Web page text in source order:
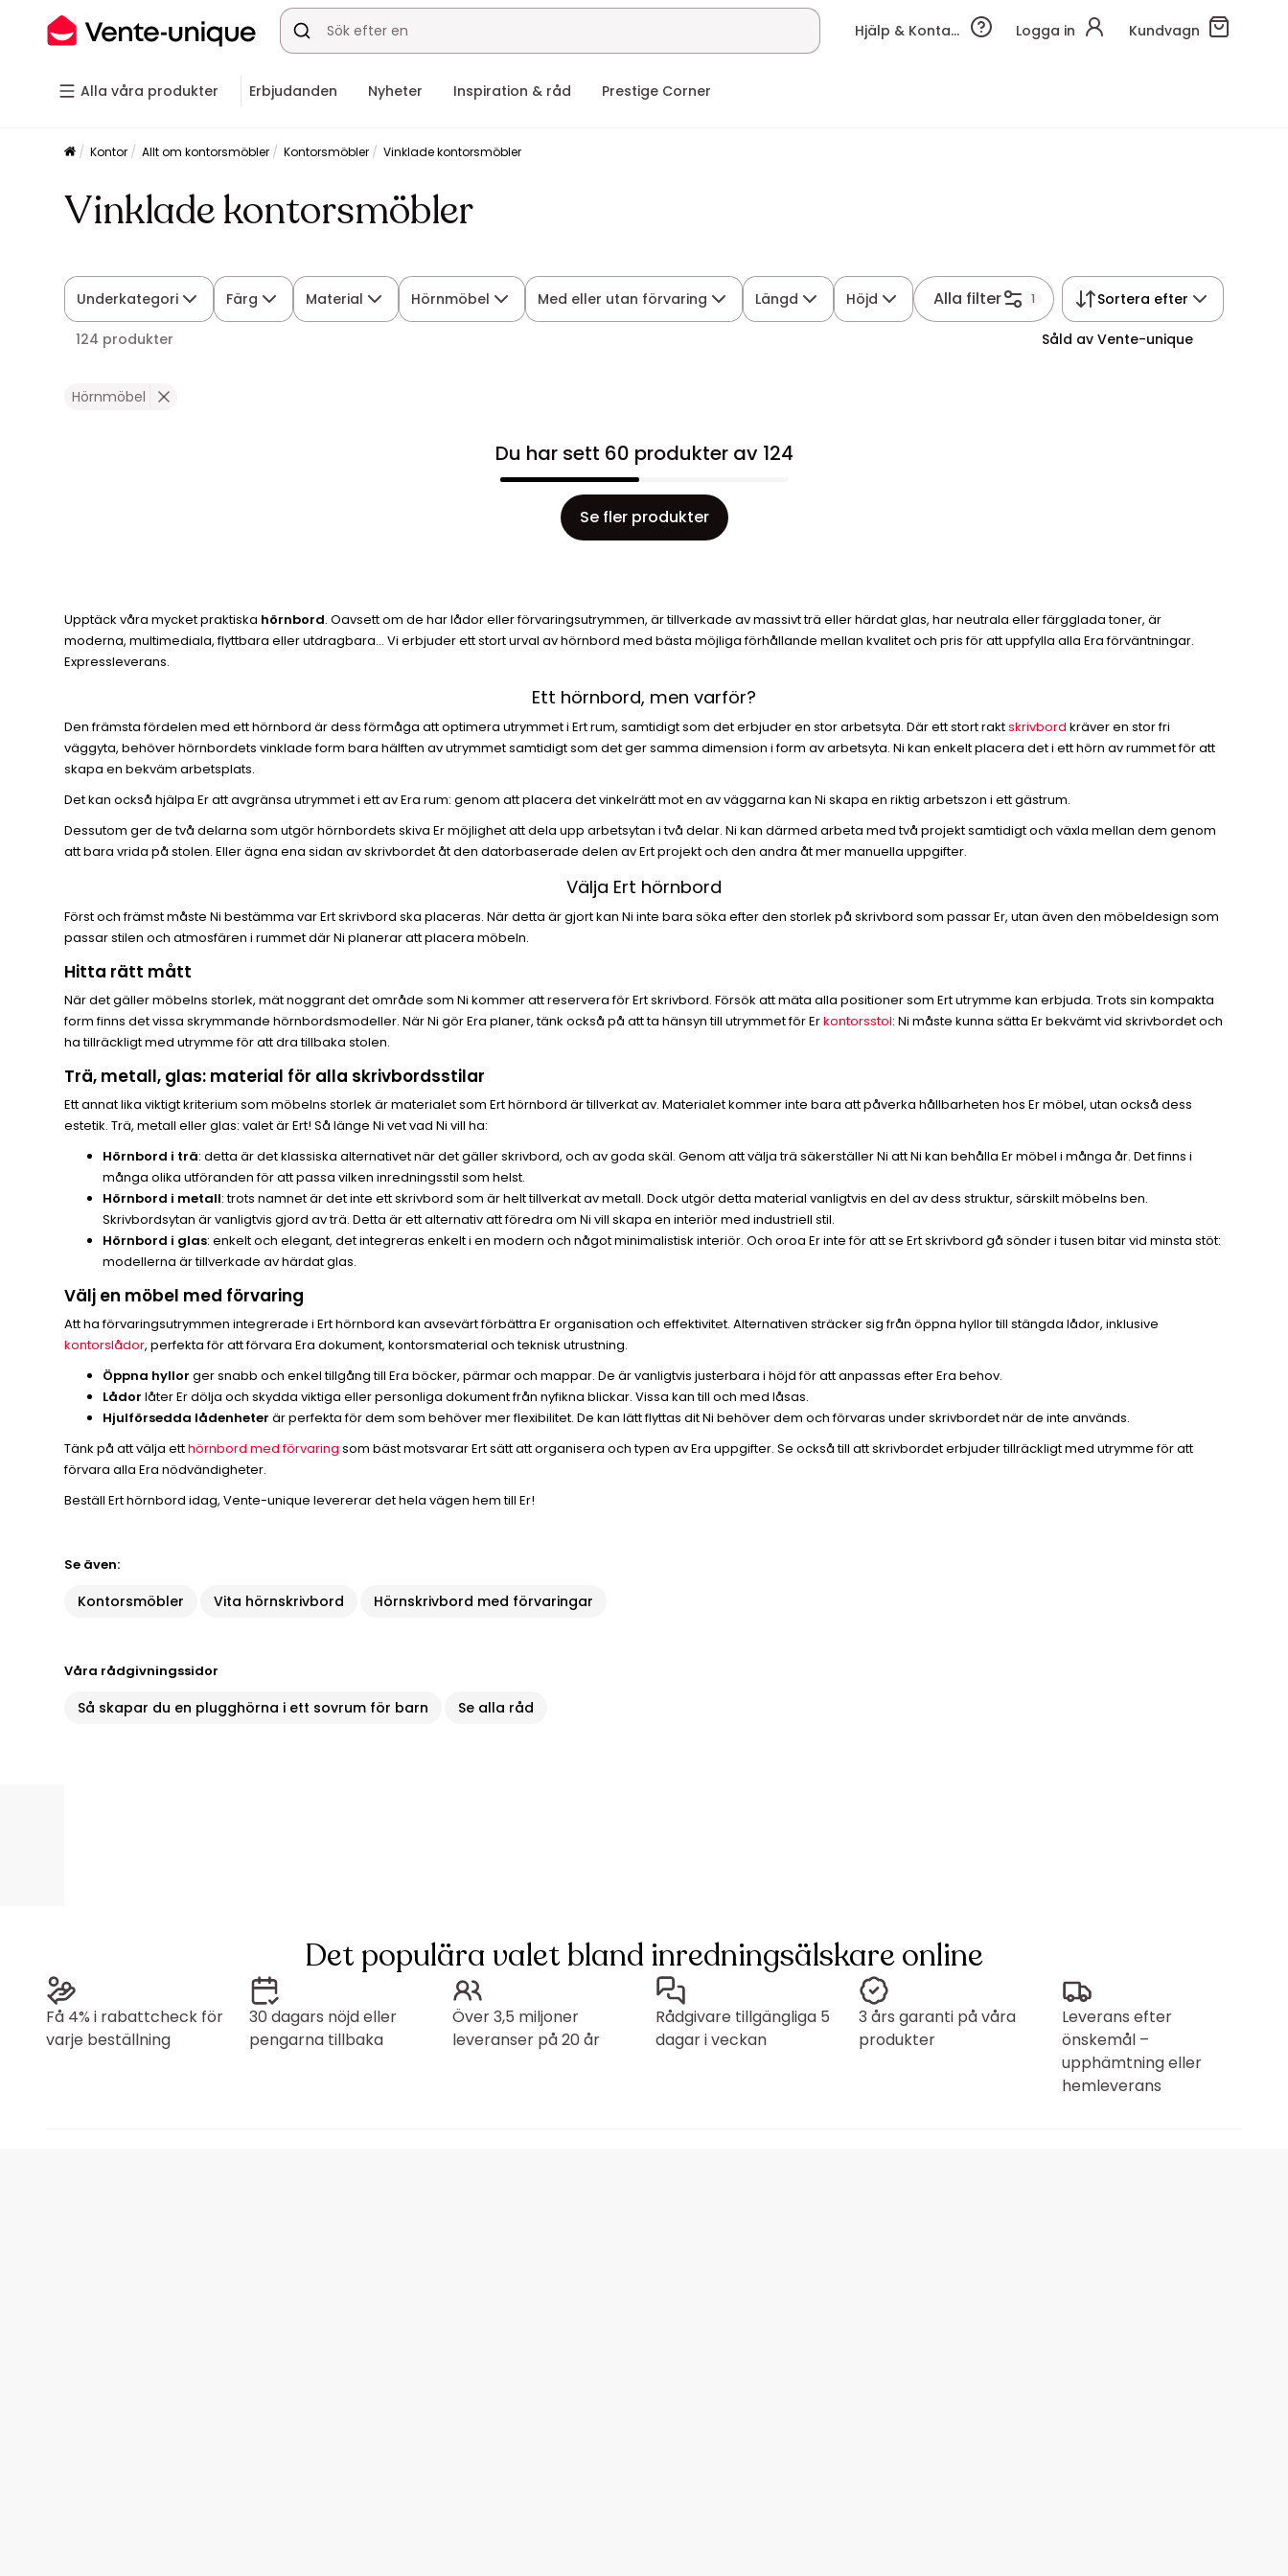
Hjälp & Kontakt Logga in Kundvagn
Alla våra produkter Erbjudanden Nyheter Inspiration & råd Prestige Corner
Kontor Allt om kontorsmöbler Kontorsmöbler Vinklade kontorsmöbler
Vinklade kontorsmöbler
Underkategori Färg Material Hörnmöbel Med eller utan förvaring Längd Höjd Alla filter 1 Sortera efter
124 produkter Såld av Vente-unique
Hörnmöbel
Du har sett 60 produkter av 124
Se fler produkter
Upptäck våra mycket praktiska hörnbord. Oavsett om de har lådor eller förvaringsutrymmen, är tillverkade av massivt trä eller härdat glas, har neutrala eller färgglada toner, är
moderna, multimediala, flyttbara eller utdragbara... Vi erbjuder ett stort urval av hörnbord med bästa möjliga förhållande mellan kvalitet och pris för att uppfylla alla Era förväntningar.
Expressleverans.
Ett hörnbord, men varför?
Den främsta fördelen med ett hörnbord är dess förmåga att optimera utrymmet i Ert rum, samtidigt som det erbjuder en stor arbetsyta. Där ett stort raktskrivbord kräver en stor fri
väggyta, behöver hörnbordets vinklade form bara hälften av utrymmet samtidigt som det ger samma dimension i form av arbetsyta. Ni kan enkelt placera det i ett hörn av rummet för att
skapa en bekväm arbetsplats.
Det kan också hjälpa Er att avgränsa utrymmet i ett av Era rum: genom att placera det vinkelrätt mot en av väggarna kan Ni skapa en riktig arbetszon i ett gästrum.
Dessutom ger de två delarna som utgör hörnbordets skiva Er möjlighet att dela upp arbetsytan i två delar. Ni kan därmed arbeta med två projekt samtidigt och växla mellan dem genom
att bara vrida på stolen. Eller ägna ena sidan av skrivbordet åt den datorbaserade delen av Ert projekt och den andra åt mer manuella uppgifter.
Välja Ert hörnbord
Först och främst måste Ni bestämma var Ert skrivbord ska placeras. När detta är gjort kan Ni inte bara söka efter den storlek på skrivbord som passar Er, utan även den möbeldesign som
passar stilen och atmosfären i rummet där Ni planerar att placera möbeln.
Hitta rätt mått
När det gäller möbelns storlek, mät noggrant det område som Ni kommer att reservera för Ert skrivbord. Försök att mäta alla positioner som Ert utrymme kan erbjuda. Trots sin kompakta
form finns det vissa skrymmande hörnbordsmodeller. När Ni gör Era planer, tänk också på att ta hänsyn till utrymmet för Erkontorsstol: Ni måste kunna sätta Er bekvämt vid skrivbordet och
ha tillräckligt med utrymme för att dra tillbaka stolen.
Trä, metall, glas: material för alla skrivbordsstilar
Ett annat lika viktigt kriterium som möbelns storlek är materialet som Ert hörnbord är tillverkat av. Materialet kommer inte bara att påverka hållbarheten hos Er möbel, utan också dess
estetik. Trä, metall eller glas: valet är Ert! Så länge Ni vet vad Ni vill ha:
Hörnbord i trä: detta är det klassiska alternativet när det gäller skrivbord, och av goda skäl. Genom att välja trä säkerställer Ni att Ni kan behålla Er möbel i många år. Det finns i
många olika utföranden för att passa vilken inredningsstil som helst.
Hörnbord i metall: trots namnet är det inte ett skrivbord som är helt tillverkat av metall. Dock utgör detta material vanligtvis en del av dess struktur, särskilt möbelns ben.
Skrivbordsytan är vanligtvis gjord av trä. Detta är ett alternativ att föredra om Ni vill skapa en interiör med industriell stil.
Hörnbord i glas: enkelt och elegant, det integreras enkelt i en modern och något minimalistisk interiör. Och oroa Er inte för att se Ert skrivbord gå sönder i tusen bitar vid minsta stöt:
modellerna är tillverkade av härdat glas.
Välj en möbel med förvaring
Att ha förvaringsutrymmen integrerade i Ert hörnbord kan avsevärt förbättra Er organisation och effektivitet. Alternativen sträcker sig från öppna hyllor till stängda lådor, inklusive
kontorslådor, perfekta för att förvara Era dokument, kontorsmaterial och teknisk utrustning.
Öppna hyllor ger snabb och enkel tillgång till Era böcker, pärmar och mappar. De är vanligtvis justerbara i höjd för att anpassas efter Era behov.
Lådor låter Er dölja och skydda viktiga eller personliga dokument från nyfikna blickar. Vissa kan till och med låsas.
Hjulförsedda lådenheter är perfekta för dem som behöver mer flexibilitet. De kan lätt flyttas dit Ni behöver dem och förvaras under skrivbordet när de inte används.
Tänk på att välja etthörnbord med förvaring som bäst motsvarar Ert sätt att organisera och typen av Era uppgifter. Se också till att skrivbordet erbjuder tillräckligt med utrymme för att
förvara alla Era nödvändigheter.
Beställ Ert hörnbord idag, Vente-unique levererar det hela vägen hem till Er!
Se även:
Kontorsmöbler Vita hörnskrivbord Hörnskrivbord med förvaringar
Våra rådgivningssidor
Så skapar du en plugghörna i ett sovrum för barn Se alla råd
Det populära valet bland inredningsälskare online
Få 4% i rabattcheck för
varje beställning
30 dagars nöjd eller
pengarna tillbaka
Över 3,5 miljoner
leveranser på 20 år
Rådgivare tillgängliga 5
dagar i veckan
3 års garanti på våra
produkter
Leverans efter
önskemål –
upphämtning eller
hemleverans